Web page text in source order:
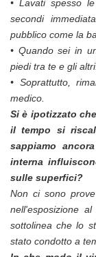
• Lavati spesso
secondi
pubblico come la
• Quando sei in
piedi tra te e gli altri.
• Soprattutto,
medico.
Si è ipotizzato
il tempo si
sappiamo
interna
sulle superfici?
Non ci sono
nell'esposizione
sottolinea che lo
stato condotto a